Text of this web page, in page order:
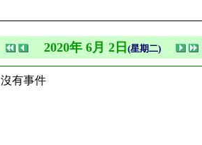
2020年 6月 2日 (星期二)
沒有事件